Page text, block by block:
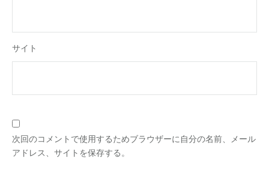
サイト
次回のコメントで使用するためブラウザーに自分の名前、メール
アドレス、サイトを保存する。